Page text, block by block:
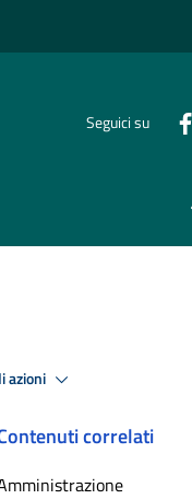
Seguici su
azioni
correlati